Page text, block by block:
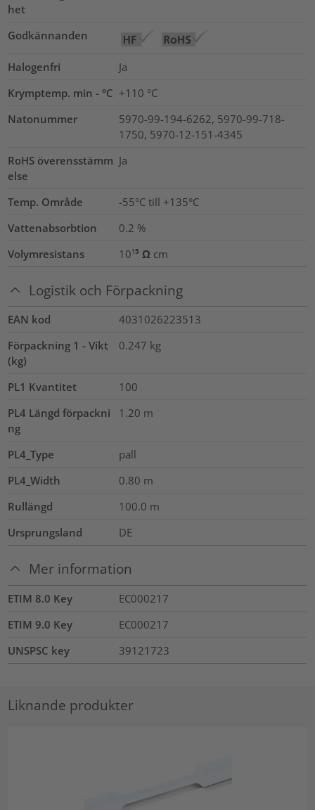
het
Godkännanden
Halogenfri
Ja
Krymptemp. min - °C +110 °C
Natonummer
5970-99-194-6262, 5970-99-718-
1750, 5970-12-151-4345
RoHS överensstämm
else
Ja
Temp. Område
-55°C till +135°C
Vattenabsorbtion
0.2 %
Volymresistans
10¹⁵ Ω cm
Logistik och Förpackning
EAN kod
4031026223513
Förpackning 1 - Vikt
(kg)
0.247 kg
PL1 Kvantitet
100
PL4 Längd förpackni
ng
1.20 m
PL4_Type
pall
PL4_Width
0.80 m
Rullängd
100.0 m
Ursprungsland
DE
Mer information
ETIM 8.0 Key
EC000217
ETIM 9.0 Key
EC000217
UNSPSC key
39121723
Liknande produkter